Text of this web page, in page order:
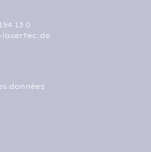
13 0
lasertec.de
données